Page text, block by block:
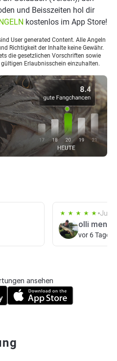
und Beisszeiten hol dir
kostenlos im App Store!
User generated Content. Alle Angeln
Richtigkeit der Inhalte keine Gewähr.
die gesetzlichen Vorschriften sowie
Erlaubnisschein einzuhalten.
Jun
olli menk
vor 6 Tagen
ansehen